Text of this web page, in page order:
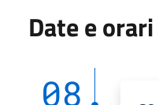
Date e orari
08